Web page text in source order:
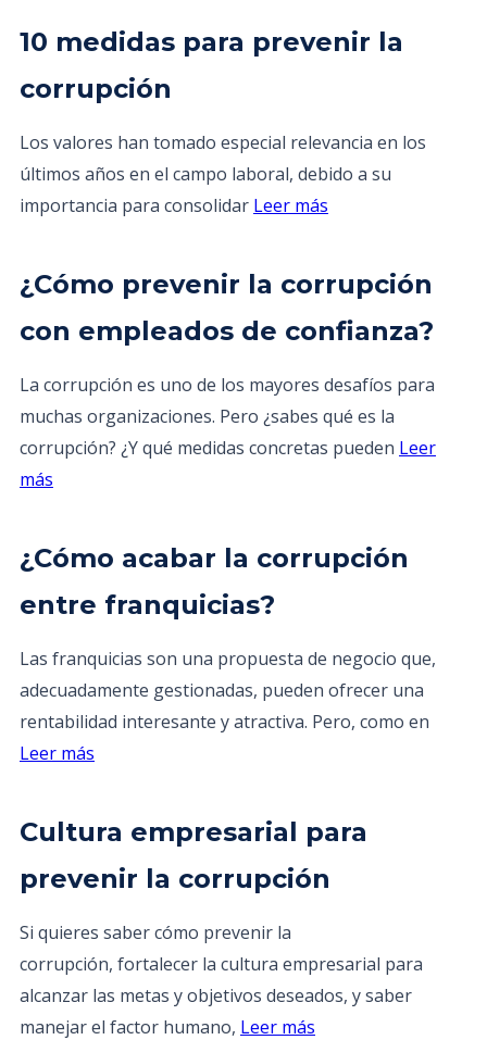
10 medidas para prevenir la
corrupción
Los valores han tomado especial relevancia en los
últimos años en el campo laboral, debido a su
importancia para consolidar Leer más
¿Cómo prevenir la corrupción
con empleados de confianza?
La corrupción es uno de los mayores desafíos para
muchas organizaciones. Pero ¿sabes qué es la
corrupción? ¿Y qué medidas concretas pueden Leer
más
¿Cómo acabar la corrupción
entre franquicias?
Las franquicias son una propuesta de negocio que,
adecuadamente gestionadas, pueden ofrecer una
rentabilidad interesante y atractiva. Pero, como en
Leer más
Cultura empresarial para
prevenir la corrupción
Si quieres saber cómo prevenir la
corrupción, fortalecer la cultura empresarial para
alcanzar las metas y objetivos deseados, y saber
manejar el factor humano, Leer más